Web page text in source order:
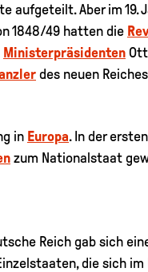
aufgeteilt. Aber im 19.
1848/49 hatten die
Ministerpräsidenten
des neuen
in Europa. In der
zum Nationalstaat
Reich gab sich
die sich